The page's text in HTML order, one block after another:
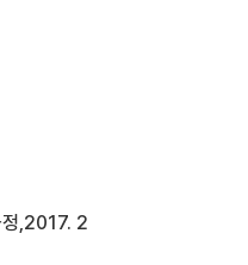
정,2017. 2